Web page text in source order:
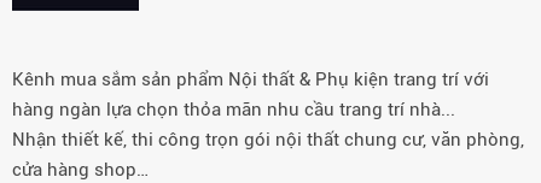
Kênh mua sắm sản phẩm Nội thất & Phụ kiện trang trí với
hàng ngàn lựa chọn thỏa mãn nhu cầu trang trí nhà...
Nhận thiết kế, thi công trọn gói nội thất chung cư, văn phòng,
cửa hàng shop…